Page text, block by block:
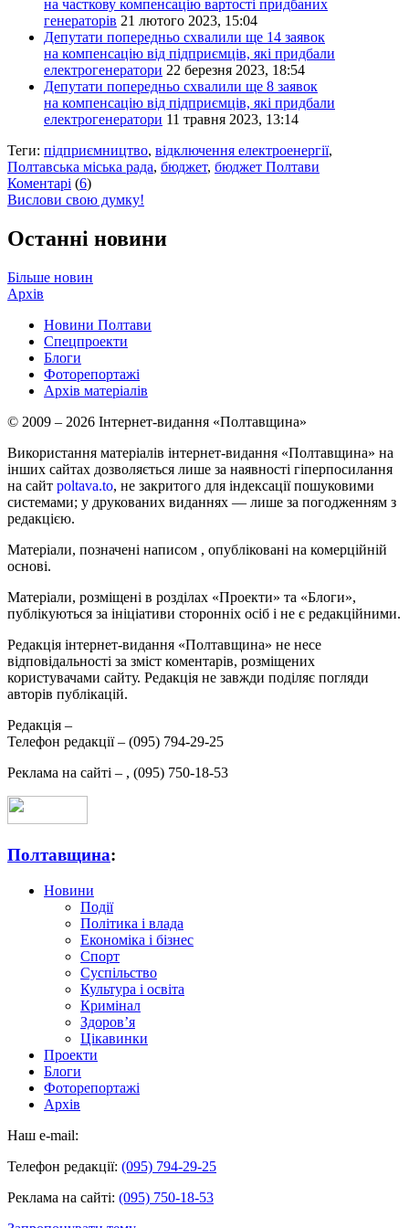
на часткову компенсацію вартості придбаних
генераторів 21 лютого 2023, 15:04
Депутати попередньо схвалили ще 14 заявок
на компенсацію від підприємців, які придбали
електрогенератори 22 березня 2023, 18:54
Депутати попередньо схвалили ще 8 заявок
на компенсацію від підприємців, які придбали
електрогенератори 11 травня 2023, 13:14
Теги: підприємництво, відключення електроенергії,
Полтавська міська рада, бюджет, бюджет Полтави
Коментарі (6)
Вислови свою думку!
Останні новини
Більше новин
Архів
Новини Полтави
Спецпроекти
Блоги
Фоторепортажі
Архів матеріалів
© 2009 – 2026 Інтернет-видання «Полтавщина»
Використання матеріалів інтернет-видання «Полтавщина» на
інших сайтах дозволяється лише за наявності гіперпосилання
на сайт poltava.to, не закритого для індексації пошуковими
системами; у друкованих виданнях — лише за погодженням з
редакцією.
Матеріали, позначені написом , опубліковані на комерційній
основі.
Матеріали, розміщені в розділах «Проекти» та «Блоги»,
публікуються за ініціативи сторонніх осіб і не є редакційними.
Редакція інтернет-видання «Полтавщина» не несе
відповідальності за зміст коментарів, розміщених
користувачами сайту. Редакція не завжди поділяє погляди
авторів публікацій.
Редакція –
Телефон редакції – (095) 794-29-25
Реклама на сайті – , (095) 750-18-53
Полтавщина:
Новини
Події
Політика і влада
Економіка і бізнес
Спорт
Суспільство
Культура і освіта
Кримінал
Здоров’я
Цікавинки
Проекти
Блоги
Фоторепортажі
Архів
Наш e-mail:
Телефон редакції: (095) 794-29-25
Реклама на сайті: (095) 750-18-53